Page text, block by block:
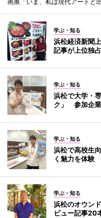
学ぶ・知る
浜松経済新聞
記事が上位独占
学ぶ・知る
浜松で大学・
ク」 参加企
学ぶ・知る
浜松で高校生
く魅力を体験
学ぶ・知る
浜松のオウン
ビュー記事20